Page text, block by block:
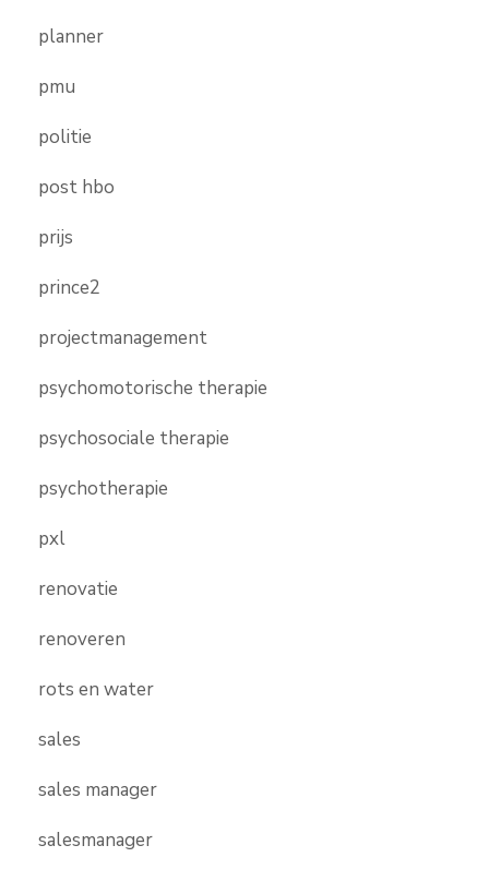
planner
pmu
politie
post hbo
prijs
prince2
projectmanagement
psychomotorische therapie
psychosociale therapie
psychotherapie
pxl
renovatie
renoveren
rots en water
sales
sales manager
salesmanager